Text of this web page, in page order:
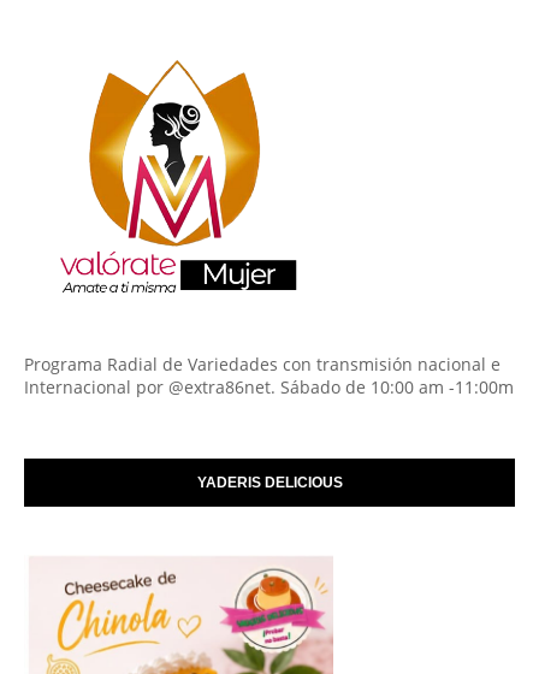
Programa Radial de Variedades con transmisión nacional e
Internacional por @extra86net. Sábado de 10:00 am -11:00m
YADERIS DELICIOUS